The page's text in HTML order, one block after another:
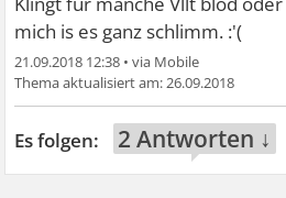
mich is es ganz schlimm. :'(
21.09.2018 12:38 •
26.09.2018
2 Antworten ↓